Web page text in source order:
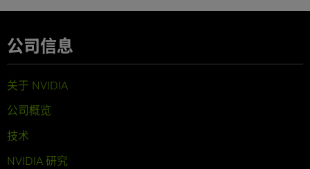
公司信息
关于 NVIDIA
公司概览
技术
NVIDIA 研究